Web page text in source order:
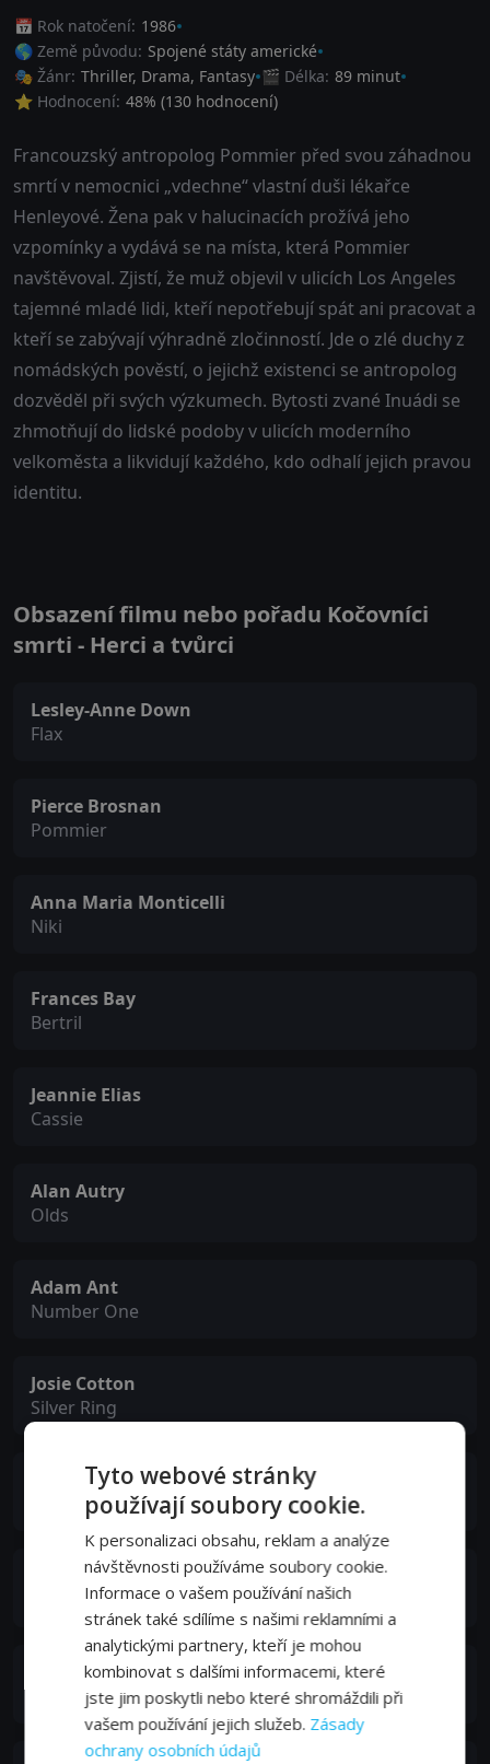
📅 Rok natočení: 1986
🌎 Země původu: Spojené státy americké
🎭 Žánr: Thriller, Drama, Fantasy 🎬 Délka: 89 minut
⭐ Hodnocení: 48% (130 hodnocení)
Francouzský antropolog Pommier před svou záhadnou
smrtí v nemocnici „vdechne“ vlastní duši lékařce
Henleyové. Žena pak v halucinacích prožívá jeho
vzpomínky a vydává se na místa, která Pommier
navštěvoval. Zjistí, že muž objevil v ulicích Los Angeles
tajemné mladé lidi, kteří nepotřebují spát ani pracovat a
kteří se zabývají výhradně zločinností. Jde o zlé duchy z
nomádských pověstí, o jejichž existenci se antropolog
dozvěděl při svých výzkumech. Bytosti zvané Inuádi se
zhmotňují do lidské podoby v ulicích moderního
velkoměsta a likvidují každého, kdo odhalí jejich pravou
identitu.
Obsazení filmu nebo pořadu Kočovníci
smrti - Herci a tvůrci
Lesley-Anne Down
Flax
Pierce Brosnan
Pommier
Anna Maria Monticelli
Niki
Frances Bay
Bertril
Jeannie Elias
Cassie
Alan Autry
Olds
Adam Ant
Number One
Josie Cotton
Silver Ring
Frank Doubleday
Razors
Héctor Mercado
Ponytail
Mary Woronov
Dancing Mary
Tyto webové stránky
používají soubory cookie.
K personalizaci obsahu, reklam a analýze
návštěvnosti používáme soubory cookie.
Informace o vašem používání našich
stránek také sdílíme s našimi reklamními a
analytickými partnery, kteří je mohou
kombinovat s dalšími informacemi, které
jste jim poskytli nebo které shromáždili při
vašem používání jejich služeb. Zásady
ochrany osobních údajů